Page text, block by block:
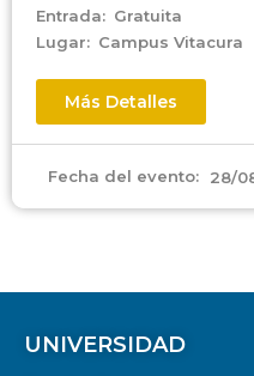
Entrada: Gratuita
Lugar: Campus Vitacura
Más Detalles
Fecha del evento: 28/
UNIVERSIDAD